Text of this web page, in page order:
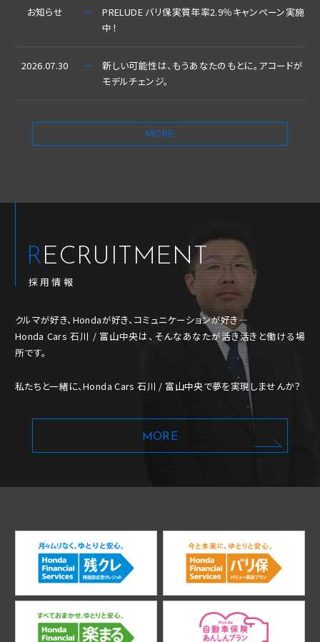
お知らせ
PRELUDE バリ保実質年率2.9％キャンペーン実施
中！
2026.07.30
新しい可能性は、もうあなたのもとに。アコードが
モデルチェンジ。
MORE
RECRUITMENT
採用情報
クルマが好き、Hondaが好き、コミュニケーションが好き―
Honda Cars 石川 / 富山中央は、そんなあなたが活き活きと働ける場
所です。
私たちと一緒に、Honda Cars 石川 / 富山中央で夢を実現しませんか？
MORE